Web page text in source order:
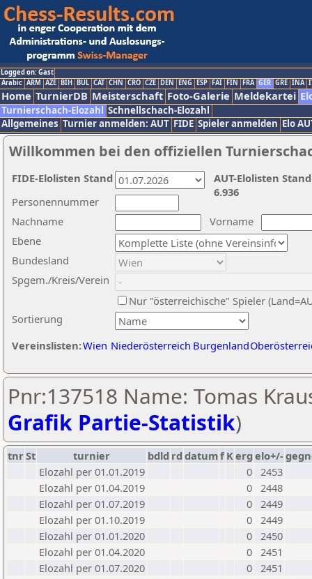
Logged on: Gast
Arabic ARM AZE BIH BUL CAT CHN CRO CZE DEN ENG ESP FAI FIN FRA GER GRE INA
Home TurnierDB Meisterschaft Foto-Galerie Meldekartei
Turnierschach-Elozahl Schnellschach-Elozahl
Allgemeines Turnier anmelden: AUT FIDE Spieler anmelden Elo
Willkommen bei den offiziellen
Nachname
Vorname
Ebene
Sortierung
Personennummer
Bundesland
Spgem./Kreis/Verein
Nur "österreichische" Spieler
Vereinslisten:Wien Niederösterreich Burgenland
AUT-Elolisten
6.936
FIDE-Elolisten Stand
Pnr:137518 Name: Tomas
Grafik Partie-Statistik)
tnrSt turnier bdld rd datumf Kerg elo+/-
Elozahl per 01.01.2019
0 2453
Elozahl per 01.04.2019
0 2448
Elozahl per 01.07.2019
0 2449
Elozahl per 01.10.2019
0 2449
Elozahl per 01.01.2020
0 2450
Elozahl per 01.04.2020
0 2451
Elozahl per 01.07.2020
0 2451